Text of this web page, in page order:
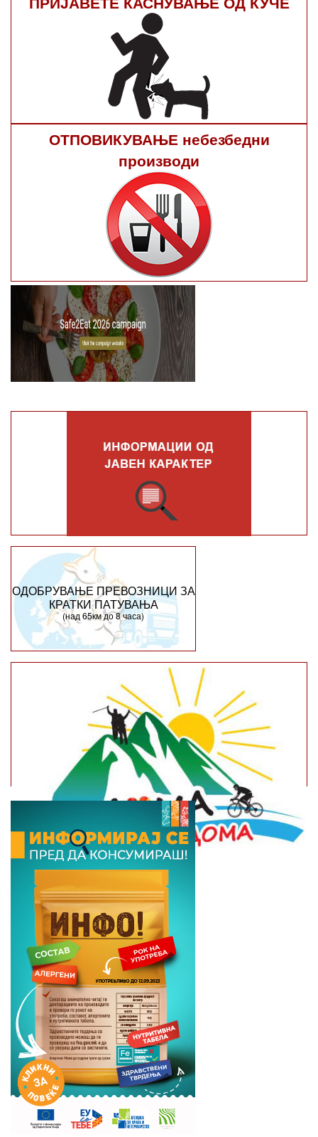
ОТПОВИКУВАЊЕ небезбедни
производи
ОДОБРУВАЊЕ ПРЕВОЗНИЦИ ЗА
КРАТКИ ПАТУВАЊА
(над 65км до 8 часа)